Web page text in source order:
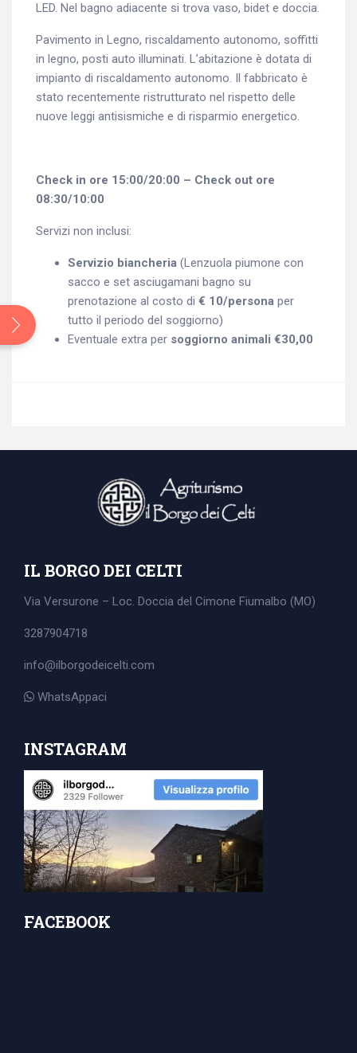
LED. Nel bagno adiacente si trova vaso, bidet e doccia.
Pavimento in Legno, riscaldamento autonomo, soffitti
in legno, posti auto illuminati. L’abitazione è dotata di
impianto di riscaldamento autonomo. Il fabbricato è
stato recentemente ristrutturato nel rispetto delle
nuove leggi antisismiche e di risparmio energetico.
Check in ore 15:00/20:00 – Check out ore
08:30/10:00
Servizi non inclusi:
Servizio biancheria (Lenzuola piumone con
sacco e set asciugamani bagno su
prenotazione al costo di € 10/persona per
tutto il periodo del soggiorno)
Eventuale extra per soggiorno animali €30,00
IL BORGO DEI CELTI
Via Versurone – Loc. Doccia del Cimone Fiumalbo (MO)
3287904718
info@ilborgodeicelti.com
WhatsAppaci
INSTAGRAM
FACEBOOK
Search
for: